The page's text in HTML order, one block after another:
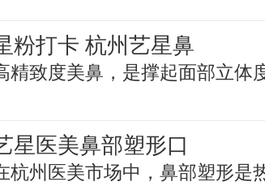
粉打卡 杭州艺星鼻
精致度美鼻，是撑起面部立体
星医美鼻部塑形口
杭州医美市场中，鼻部塑形是